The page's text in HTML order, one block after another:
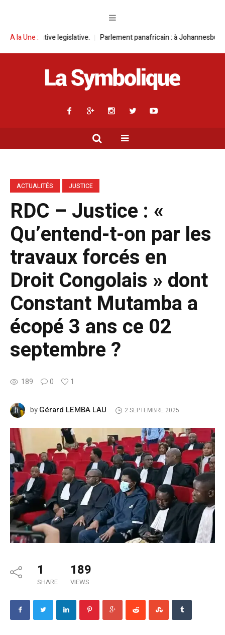
A la Une :
legislative. Parlement panafricain : à Johannesburg, Aimé Boji
ACTUALITÉS JUSTICE
RDC – Justice : «
Qu’entend-t-on par les
travaux forcés en
Droit Congolais » dont
Constant Mutamba a
écopé 3 ans ce 02
septembre ?
189 0 1
byGérard LEMBA LAU 2 SEPTEMBRE 2025
1
SHARE
189
VIEWS